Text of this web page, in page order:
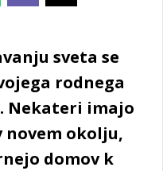
sveta se
rodnega
Nekateri imajo
novem okolju,
domov k